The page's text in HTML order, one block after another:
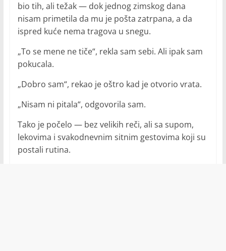
bio tih, ali težak — dok jednog zimskog dana
nisam primetila da mu je pošta zatrpana, a da
ispred kuće nema tragova u snegu.
„To se mene ne tiče“, rekla sam sebi. Ali ipak sam
pokucala.
„Dobro sam“, rekao je oštro kad je otvorio vrata.
„Nisam ni pitala“, odgovorila sam.
Tako je počelo — bez velikih reči, ali sa supom,
lekovima i svakodnevnim sitnim gestovima koji su
postali rutina.